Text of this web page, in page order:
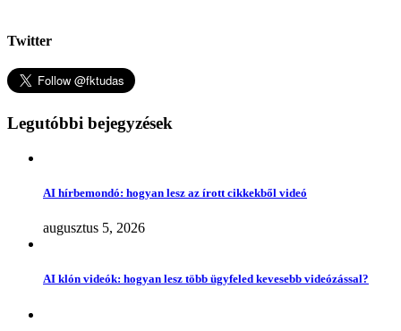
Twitter
Legutóbbi bejegyzések
AI hírbemondó: hogyan lesz az írott cikkekből videó
augusztus 5, 2026
AI klón videók: hogyan lesz több ügyfeled kevesebb videózással?